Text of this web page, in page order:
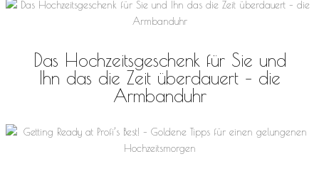
Das Hochzeitsgeschenk für Sie und
Ihn das die Zeit überdauert – die
Armbanduhr